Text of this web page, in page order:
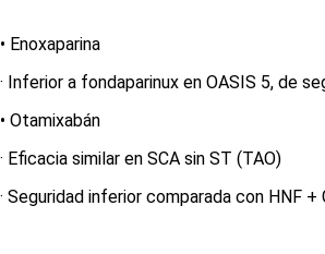
• Enoxaparina
· Inferior a fondaparinux en OASIS 5, de
• Otamixabán
· Eficacia similar en SCA sin ST (TAO)
· Seguridad inferior comparada con HNF